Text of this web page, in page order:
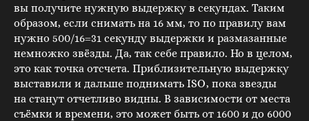
вы получите нужную выдержку в секундах. Таким
образом, если снимать на 16 мм, то по правилу вам
нужно 500/16=31 секунду выдержки и размазанные
немножко звёзды. Да, так себе правило. Но в целом,
это как точка отсчета. Приблизительную выдержку
выставили и дальше поднимать ISO, пока звезды
на станут отчетливо видны. В зависимости от места
съёмки и времени, это может быть от 1600 и до 6000